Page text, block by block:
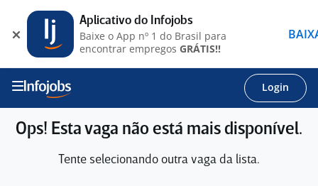
Login
Ops! Esta vaga não está mais disponível.
Tente selecionando outra vaga da lista.
Aplicativo do Infojobs
Baixe o App nº 1 do Brasil para
encontrar empregos GRÁTIS!!